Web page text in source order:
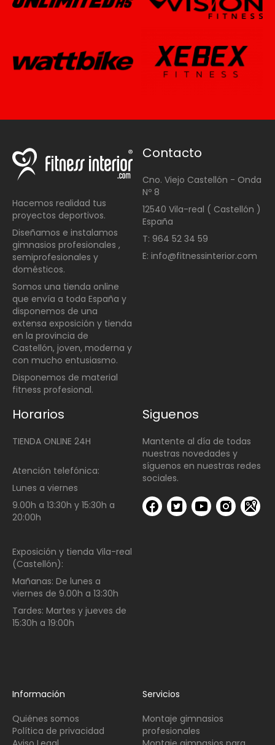
Hacemos realidad tus
proyectos deportivos.
Diseñamos e instalamos
gimnasios profesionales ,
semiprofesionales y
domésticos.
Somos una tienda online
que envía a toda España y
disponemos de una
extensa exposición y tienda
en la provincia de
Castellón, joven, moderna y
con mucho entusiasmo.
Disponemos de material
fitness profesional.
Contacto
Cno. Viejo Castellón - Onda
Nº 8
12540 Vila-real ( Castellón )
España
T: 964 52 34 59
E: info@fitnessinterior.com
Horarios
TIENDA ONLINE 24H
Atención telefónica:
Lunes a viernes
9.00h a 13:30h y 15:30h a
20:00h
Exposición y tienda Vila-real
(Castellón):
Mañanas: De lunes a
viernes de 9.00h a 13:30h
Tardes: Martes y jueves de
15:30h a 19:00h
Siguenos
Mantente al día de todas
nuestras novedades y
síguenos en nuestras redes
sociales.
Información
Quiénes somos
Política de privacidad
Servicios
Montaje gimnasios
profesionales